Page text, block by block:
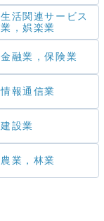
生活関連サービス
業，娯楽業
金融業，保険業
情報通信業
建設業
農業，林業